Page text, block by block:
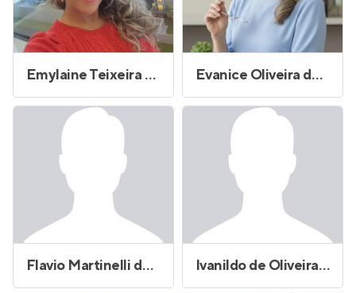
Emylaine Teixeira de Souza Evanice Oliveira dos Santos
Flavio Martinelli de Freitas Pedro Ivanildo de Oliveira Silva